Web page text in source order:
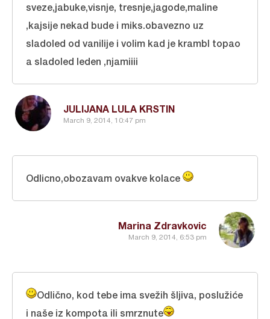
JULIJANA LULA KRSTIN
March 9, 2014, 10:47 pm
sveze,jabuke,visnje, tresnje,jagode,maline
,kajsije nekad bude i miks.obavezno uz
sladoled od vanilije i volim kad je krambl topao
a sladoled leden ,njamiiii
Marina Zdravkovic
March 9, 2014, 6:53 pm
Odlicno,obozavam ovakve kolace
Odlično, kod tebe ima svežih šljiva, poslužiće
i naše iz kompota ili smrznute